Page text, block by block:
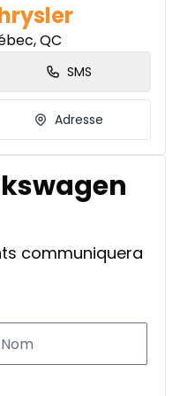
QC
SMS
Adresse
communiquera